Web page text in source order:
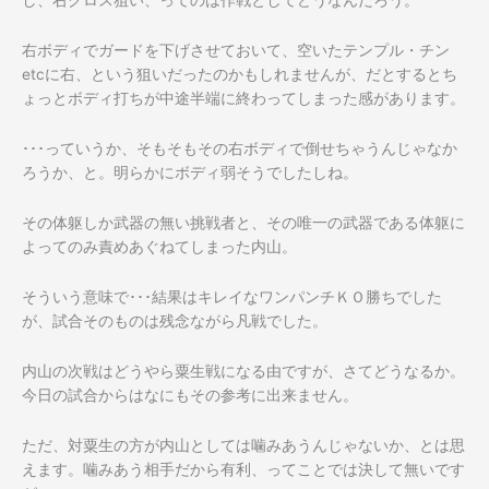
右ボディでガードを下げさせておいて、空いたテンプル・チン
etcに右、という狙いだったのかもしれませんが、だとするとち
ょっとボディ打ちが中途半端に終わってしまった感があります。
･･･っていうか、そもそもその右ボディで倒せちゃうんじゃなか
ろうか、と。明らかにボディ弱そうでしたしね。
その体躯しか武器の無い挑戦者と、その唯一の武器である体躯に
よってのみ責めあぐねてしまった内山。
そういう意味で･･･結果はキレイなワンパンチＫＯ勝ちでした
が、試合そのものは残念ながら凡戦でした。
内山の次戦はどうやら粟生戦になる由ですが、さてどうなるか。
今日の試合からはなにもその参考に出来ません。
ただ、対粟生の方が内山としては噛みあうんじゃないか、とは思
えます。噛みあう相手だから有利、ってことでは決して無いです